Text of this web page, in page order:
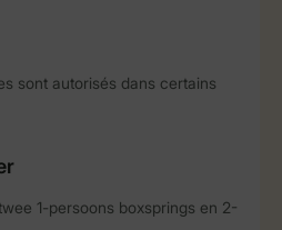
sont autorisés dans certains
1-persoons boxsprings en 2-